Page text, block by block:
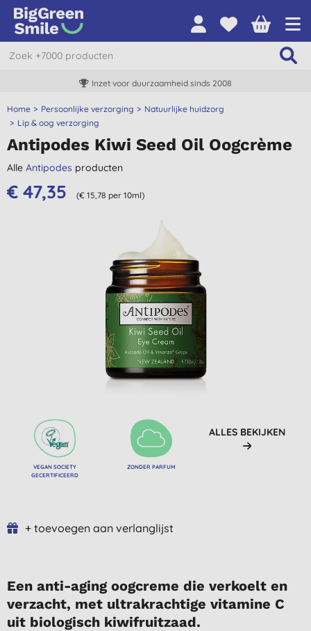
Inzet voor duurzaamheid sinds 2008
Home Persoonlijke verzorging
Natuurlijke huidzorg
Lip & oog verzorging
Antipodes Kiwi Seed Oil Oogcrème
Alle Antipodes producten
€ 47,35 (€ 15,78 per 10ml)
VEGAN SOCIETY
GECERTIFICEERD
ZONDER PARFUM
ALLES BEKIJKEN
+ toevoegen aan verlanglijst
Een anti-aging oogcreme die verkoelt en
verzacht, met ultrakrachtige vitamine C
uit biologisch kiwifruitzaad.